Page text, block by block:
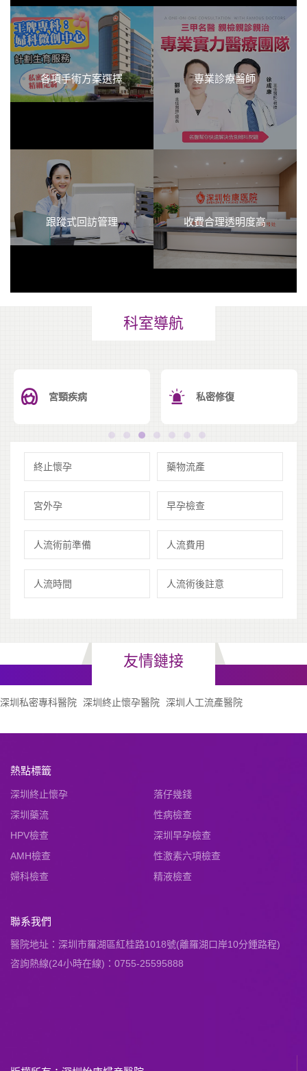
各項手術方案選擇 專業診療醫師
跟蹤式回訪管理 收費合理透明度高
科室導航
宮頸疾病 私密修復
終止懷孕 藥物流產
宮外孕 早孕檢查
人流術前準備 人流費用
人流時間 人流術後註意
友情鏈接
深圳私密專科醫院 深圳終止懷孕醫院 深圳人工流產醫院
熱點標籤
深圳終止懷孕
落仔幾錢
深圳藥流
性病檢查
HPV檢查
深圳早孕檢查
AMH檢查
性激素六項檢查
婦科檢查
精液檢查
聯系我們
醫院地址：深圳市羅湖區紅桂路1018號(離羅湖口岸10分鍾路程)
咨詢熱線(24小時在線)：0755-25595888